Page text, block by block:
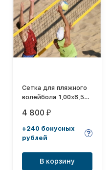
Сетка для пляжного
волейбола 1,00х8,50
мм
4 800 ₽
+240 бонусных
рублей
В корзину